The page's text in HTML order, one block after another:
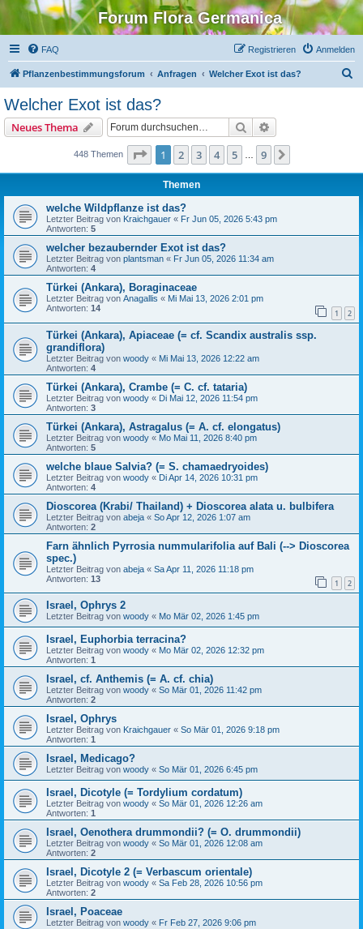
Forum Flora Germanica
FAQ Anmelden
Registrieren
Pflanzenbestimmungsforum Anfragen Welcher Exot ist das?
Welcher Exot ist das?
Neues Thema Suche
448 Themen Seite 1von
1 2 3 4 5 9
Themen
welche Wildpflanze ist das?
Letzter Beitrag von Kraichgauer « Fr Jun 05, 2026 5:43 pm
Antworten: 5
welcher bezaubernder Exot ist das?
Letzter Beitrag von plantsman « Fr Jun 05, 2026 11:34 am
Antworten: 4
Türkei (Ankara), Boraginaceae
Letzter Beitrag von Anagallis « Mi Mai 13, 2026 2:01 pm
Antworten: 14 1 2
Türkei (Ankara), Apiaceae (= cf. Scandix australis ssp.
grandiflora)
Letzter Beitrag von woody « Mi Mai 13, 2026 12:22 am
Antworten: 4
Türkei (Ankara), Crambe (= C. cf. tataria)
Letzter Beitrag von woody « Di Mai 12, 2026 11:54 pm
Antworten: 3
Türkei (Ankara), Astragalus (= A. cf. elongatus)
Letzter Beitrag von woody « Mo Mai 11, 2026 8:40 pm
Antworten: 5
welche blaue Salvia? (= S. chamaedryoides)
Letzter Beitrag von woody « Di Apr 14, 2026 10:31 pm
Antworten: 4
Dioscorea (Krabi/ Thailand) + Dioscorea alata u. bulbifera
Letzter Beitrag von abeja « So Apr 12, 2026 1:07 am
Antworten: 2
Farn ähnlich Pyrrosia nummularifolia auf Bali (--> Dioscorea
spec.)
Letzter Beitrag von abeja « Sa Apr 11, 2026 11:18 pm
Antworten: 13 1 2
Israel, Ophrys 2
Letzter Beitrag von woody « Mo Mär 02, 2026 1:45 pm
Israel, Euphorbia terracina?
Letzter Beitrag von woody « Mo Mär 02, 2026 12:32 pm
Antworten: 1
Israel, cf. Anthemis (= A. cf. chia)
Letzter Beitrag von woody « So Mär 01, 2026 11:42 pm
Antworten: 2
Israel, Ophrys
Letzter Beitrag von Kraichgauer « So Mär 01, 2026 9:18 pm
Antworten: 1
Israel, Medicago?
Letzter Beitrag von woody « So Mär 01, 2026 6:45 pm
Israel, Dicotyle (= Tordylium cordatum)
Letzter Beitrag von woody « So Mär 01, 2026 12:26 am
Antworten: 1
Israel, Oenothera drummondii? (= O. drummondii)
Letzter Beitrag von woody « So Mär 01, 2026 12:08 am
Antworten: 2
Israel, Dicotyle 2 (= Verbascum orientale)
Letzter Beitrag von woody « Sa Feb 28, 2026 10:56 pm
Antworten: 2
Israel, Poaceae
Letzter Beitrag von woody « Fr Feb 27, 2026 9:06 pm